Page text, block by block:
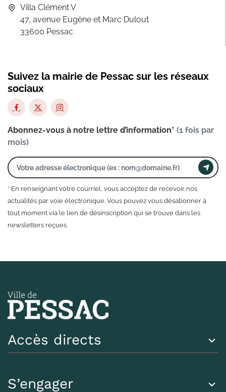
Villa Clément V
47, avenue Eugène et Marc Dulout
33600 Pessac
Suivez la mairie de Pessac sur les réseaux
sociaux
Abonnez-vous à notre lettre d’information* (1 fois par
mois)
* En renseignant votre courriel, vous acceptez de recevoir nos
actualités par voie électronique. Vous pouvez vous désabonner à
tout moment via le lien de désinscription qui se trouve dans les
newsletters reçues.
Accès directs
S’engager